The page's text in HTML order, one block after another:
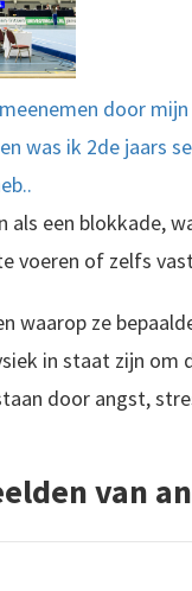
door
was ik 2de jaars
als een blokkade,
voeren of zelfs
waarop ze
in staat zijn
door angst,
van